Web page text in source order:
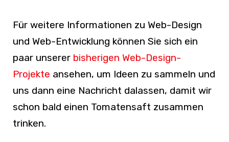
Für weitere Informationen zu Web-Design
und Web-Entwicklung können Sie sich ein
paar unserer bisherigen Web-Design-
Projekte ansehen, um Ideen zu sammeln und
uns dann eine Nachricht dalassen, damit wir
schon bald einen Tomatensaft zusammen
trinken.